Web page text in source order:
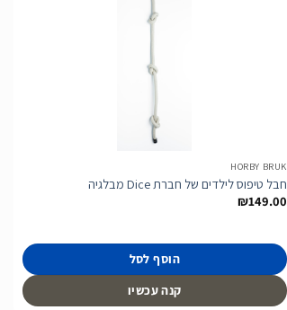
HORBY BRUK
חבל טיפוס לילדים של חברת Dice מבלגיה
₪149.00
הוסף לסל
קנה עכשיו